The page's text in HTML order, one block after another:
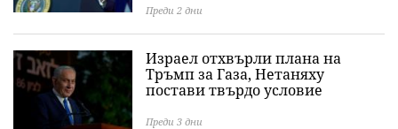
Преди 2 дни
Израел отхвърли плана на
Тръмп за Газа, Нетаняху
постави твърдо условие
Преди 3 дни